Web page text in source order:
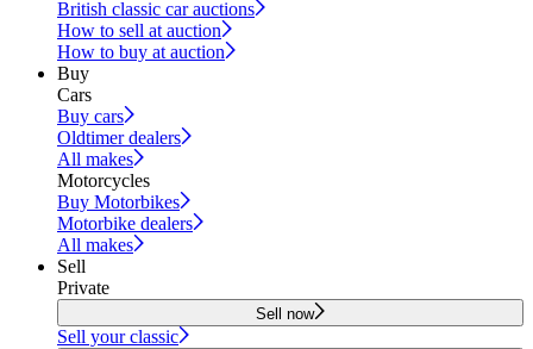
British classic car auctions
How to sell at auction
How to buy at auction
Buy
Cars
Buy cars
Oldtimer dealers
All makes
Motorcycles
Buy Motorbikes
Motorbike dealers
All makes
Sell
Private
Sell now
Sell your classic